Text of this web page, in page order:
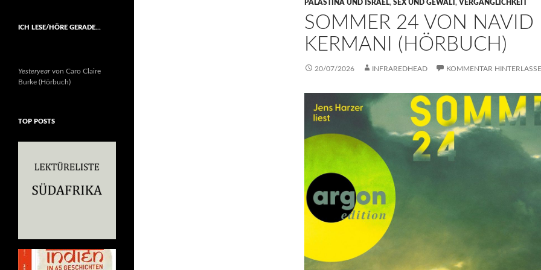
PALÄSTINA UND ISRAEL, SEX UND GEWALT, VERGÄNGLICHKEIT
SOMMER 24 VON NAVID
KERMANI (HÖRBUCH)
20/07/2026 INFRAREDHEAD KOMMENTAR
ICH LESE/HÖRE GERADE…
Yesteryearvon Caro Claire
Burke (Hörbuch)
TOP POSTS